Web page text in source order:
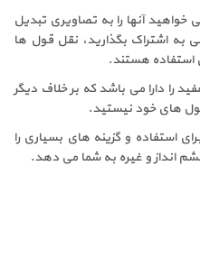
خواهید آنها را به تصاویری تبدیل
به اشتراک بگذارید، نقل قول ها
استفاده هستند.
را دارا می باشد که بر خلاف دیگر
قول های خود نیستید.
استفاده و گزینه های بسیاری را
انداز و غیره به شما می دهد.